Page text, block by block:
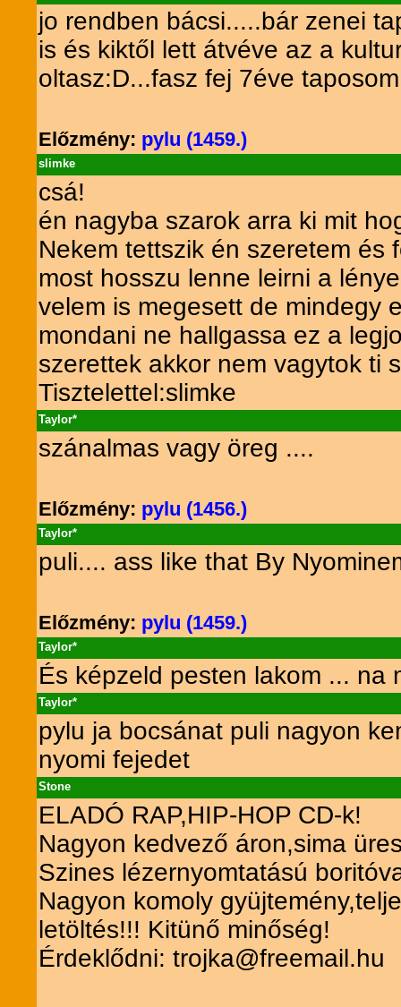
jo rendben bácsi.....bár zenei
is és kiktől lett átvéve az a
oltasz:D...fasz fej 7éve
Előzmény: pylu (1459.)
slimke
csá!
én nagyba szarok arra ki mit
Nekem tettszik én szeretem és
most hosszu lenne leirni a
velem is megesett de mindegy
mondani ne hallgassa ez a
szerettek akkor nem vagytok ti
Tisztelettel:slimke
Taylor*
szánalmas vagy öreg ....
Előzmény: pylu (1456.)
Taylor*
puli.... ass like that By
Előzmény: pylu (1459.)
Taylor*
És képzeld pesten lakom ... na
Taylor*
pylu ja bocsánat puli nagyon
nyomi fejedet
Stone
ELADÓ RAP,HIP-HOP CD-k!
Nagyon kedvező áron,sima
Szines lézernyomtatású
Nagyon komoly
letöltés!!! Kitünő minőség!
Érdeklődni: trojka@freemail.hu